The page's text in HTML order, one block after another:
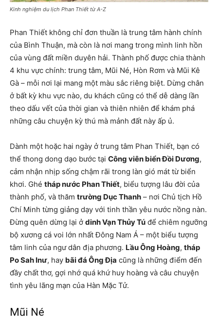
Kinh nghiệm du lịch Phan Thiết từ A-Z
Phan Thiết không chỉ đơn thuần là trung tâm hành chính
của Bình Thuận, mà còn là nơi mang trong mình linh hồn
của vùng đất miền duyên hải. Thành phố được chia thành
4 khu vực chính: trung tâm, Mũi Né, Hòn Rơm và Mũi Kê
Gà – mỗi nơi lại mang một màu sắc riêng biệt. Dừng chân
ở bất kỳ khu vực nào, du khách cũng có thể dễ dàng lần
theo dấu vết của thời gian và thiên nhiên để khám phá
những câu chuyện kỳ thú mà mảnh đất này ấp ủ.
Dành một hoặc hai ngày ở trung tâm Phan Thiết, bạn có
thể thong dong dạo bước tại Công viên biển Đồi Dương,
cảm nhận nhịp sống chậm rãi trong làn gió mát từ biển
khơi. Ghé tháp nước Phan Thiết, biểu tượng lâu đời của
thành phố, và thăm trường Dục Thanh – nơi Chủ tịch Hồ
Chí Minh từng giảng dạy với tinh thần yêu nước nồng nàn.
Đừng quên dừng lại ở dinh Vạn Thủy Tú để chiêm ngưỡng
bộ xương cá voi lớn nhất Đông Nam Á – một biểu tượng
tâm linh của ngư dân địa phương. Lầu Ông Hoàng, tháp
Po Sah Inư, hay bãi đá Ông Địa cũng là những điểm đến
đầy chất thơ, gợi nhớ quá khứ huy hoàng và câu chuyện
tình yêu lãng mạn của Hàn Mặc Tử.
Mũi Né